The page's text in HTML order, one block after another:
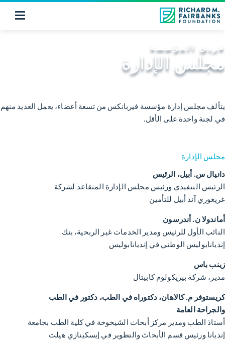
فريق المؤسسة
مجلس الإدارة
يتألف مجلس إدارة مؤسسة فيربانكس من تسعة أعضاء، يعمل العديد منهم
في لجنة واحدة على الأقل.
مجلس الإدارة
دانيال س. أبيل، الرئيس
الرئيس التنفيذي ورئيس مجلس الإدارة المتقاعد لشركة
غريغوري آند أبيل للتأمين
أماندولا ن. أندرسون
النائب الأول للرئيس ومدير الخدمات غير الربحية، بنك
إنديانابوليس الوطني في إنديانابوليس
زينب باس
مدير، شركة بيريكولوم كابيتال
كريستوفر م. كالاهان، دكتوراه في الطب، دكتور في الطب
والجراحة العامة
أستاذ الطب ومدير مركز أبحاث الشيخوخة في كلية الطب بجامعة
إنديانا ورئيس قسم الأبحاث والتطوير في إيسكينازي هيلث